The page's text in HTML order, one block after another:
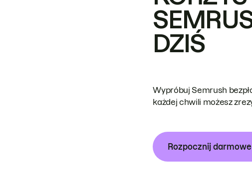
DZIŚ
Wypróbuj Semrush
każdej chwili możesz
Rozpocznij